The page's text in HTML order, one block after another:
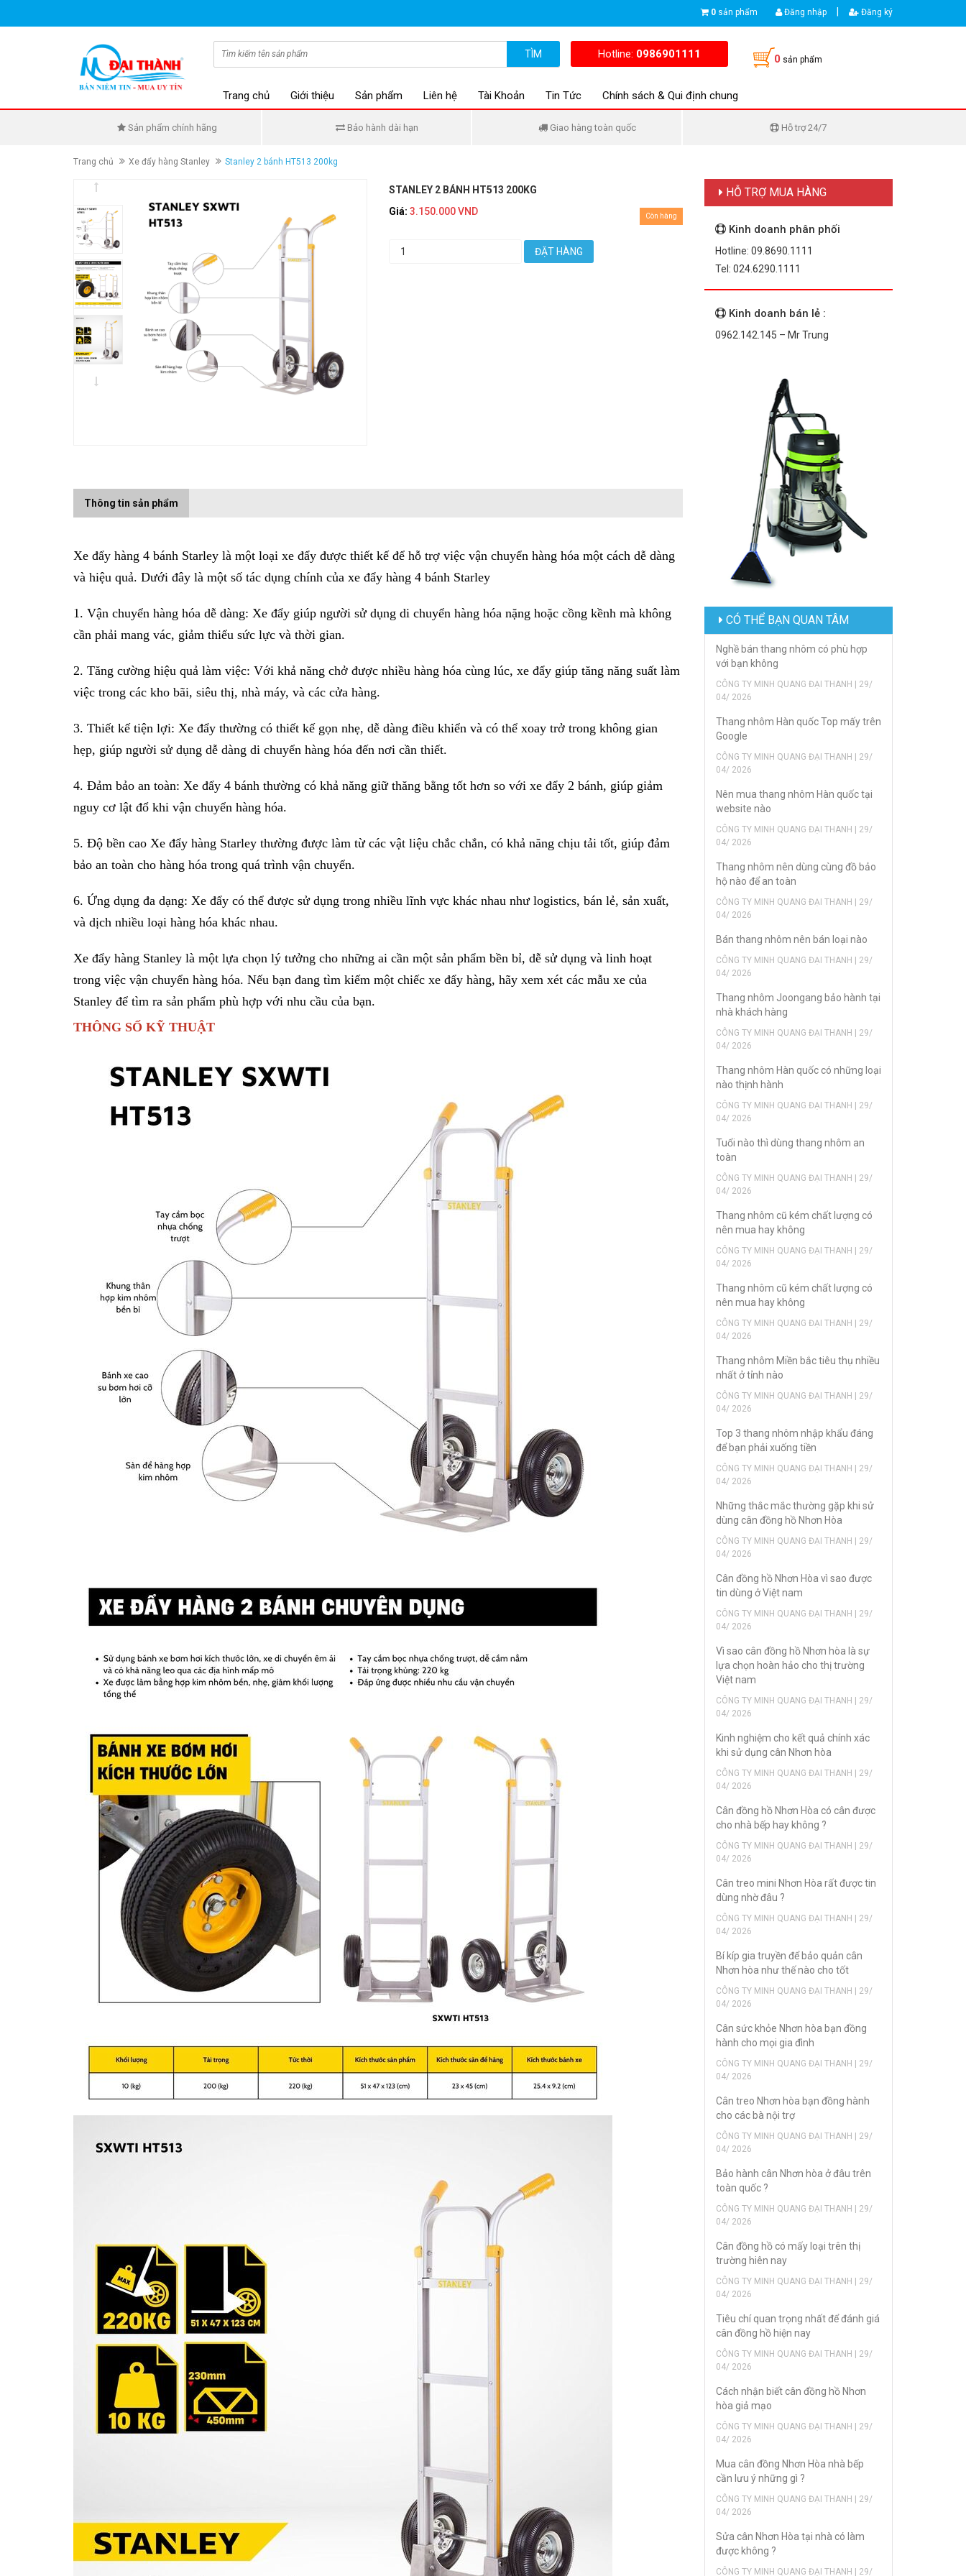
0 sản phẩm Đăng nhập Đăng ký
TÌM Hotline: 0986901111 0 sản phẩm
Trang chủ Giới thiệu Sản phẩm Liên hệ Tài Khoản Tin Tức Chính sách & Qui định chung
Sản phẩm chính hãng Bảo hành dài hạn Giao hàng toàn quốc Hỗ trợ 24/7
Trang chủ Xe đẩy hàng Stanley Stanley 2 bánh HT513 200kg
STANLEY 2 BÁNH HT513 200KG
Giá: 3.150.000 VND Còn hàng
ĐẶT HÀNG
Thông tin sản phẩm
Xe đẩy hàng 4 bánh Starley là một loại xe đẩy được thiết kế để hỗ trợ việc vận chuyển hàng hóa một cách dễ dàng
và hiệu quả. Dưới đây là một số tác dụng chính của xe đẩy hàng 4 bánh Starley
1. Vận chuyển hàng hóa dễ dàng: Xe đẩy giúp người sử dụng di chuyển hàng hóa nặng hoặc cồng kềnh mà không
cần phải mang vác, giảm thiểu sức lực và thời gian.
2. Tăng cường hiệu quả làm việc: Với khả năng chở được nhiều hàng hóa cùng lúc, xe đẩy giúp tăng năng suất làm
việc trong các kho bãi, siêu thị, nhà máy, và các cửa hàng.
3. Thiết kế tiện lợi: Xe đẩy thường có thiết kế gọn nhẹ, dễ dàng điều khiển và có thể xoay trở trong không gian
hẹp, giúp người sử dụng dễ dàng di chuyển hàng hóa đến nơi cần thiết.
4. Đảm bảo an toàn: Xe đẩy 4 bánh thường có khả năng giữ thăng bằng tốt hơn so với xe đẩy 2 bánh, giúp giảm
nguy cơ lật đổ khi vận chuyển hàng hóa.
5. Độ bền cao Xe đẩy hàng Starley thường được làm từ các vật liệu chắc chắn, có khả năng chịu tải tốt, giúp đảm
bảo an toàn cho hàng hóa trong quá trình vận chuyển.
6. Ứng dụng đa dạng: Xe đẩy có thể được sử dụng trong nhiều lĩnh vực khác nhau như logistics, bán lẻ, sản xuất,
và dịch nhiều loại hàng hóa khác nhau.
Xe đẩy hàng Stanley là một lựa chọn lý tưởng cho những ai cần một sản phẩm bền bỉ, dễ sử dụng và linh hoạt
trong việc vận chuyển hàng hóa. Nếu bạn đang tìm kiếm một chiếc xe đẩy hàng, hãy xem xét các mẫu xe của
Stanley để tìm ra sản phẩm phù hợp với nhu cầu của bạn.
THÔNG SỐ KỸ THUẬT
HỖ TRỢ MUA HÀNG
Kinh doanh phân phối
Hotline: 09.8690.1111
Tel: 024.6290.1111
Kinh doanh bán lẻ :
0962.142.145 – Mr Trung
CÓ THỂ BẠN QUAN TÂM
Nghề bán thang nhôm có phù hợp
với bạn không
CÔNG TY MINH QUANG ĐẠI THANH | 29/
04/ 2026
Thang nhôm Hàn quốc Top mấy trên
Google
CÔNG TY MINH QUANG ĐẠI THANH | 29/
04/ 2026
Nên mua thang nhôm Hàn quốc tại
website nào
CÔNG TY MINH QUANG ĐẠI THANH | 29/
04/ 2026
Thang nhôm nên dùng cùng đồ bảo
hộ nào để an toàn
CÔNG TY MINH QUANG ĐẠI THANH | 29/
04/ 2026
Bán thang nhôm nên bán loại nào
CÔNG TY MINH QUANG ĐẠI THANH | 29/
04/ 2026
Thang nhôm Joongang bảo hành tại
nhà khách hàng
CÔNG TY MINH QUANG ĐẠI THANH | 29/
04/ 2026
Thang nhôm Hàn quốc có những loại
nào thịnh hành
CÔNG TY MINH QUANG ĐẠI THANH | 29/
04/ 2026
Tuổi nào thì dùng thang nhôm an
toàn
CÔNG TY MINH QUANG ĐẠI THANH | 29/
04/ 2026
Thang nhôm cũ kém chất lượng có
nên mua hay không
CÔNG TY MINH QUANG ĐẠI THANH | 29/
04/ 2026
Thang nhôm cũ kém chất lượng có
nên mua hay không
CÔNG TY MINH QUANG ĐẠI THANH | 29/
04/ 2026
Thang nhôm Miền bắc tiêu thụ nhiều
nhất ở tỉnh nào
CÔNG TY MINH QUANG ĐẠI THANH | 29/
04/ 2026
Top 3 thang nhôm nhập khẩu đáng
để bạn phải xuống tiền
CÔNG TY MINH QUANG ĐẠI THANH | 29/
04/ 2026
Những thắc mắc thường gặp khi sử
dùng cân đồng hồ Nhơn Hòa
CÔNG TY MINH QUANG ĐẠI THANH | 29/
04/ 2026
Cân đồng hồ Nhơn Hòa vì sao được
tin dùng ở Việt nam
CÔNG TY MINH QUANG ĐẠI THANH | 29/
04/ 2026
Vì sao cân đồng hồ Nhơn hòa là sự
lựa chọn hoàn hảo cho thị trường
Việt nam
CÔNG TY MINH QUANG ĐẠI THANH | 29/
04/ 2026
Kinh nghiệm cho kết quả chính xác
khi sử dụng cân Nhơn hòa
CÔNG TY MINH QUANG ĐẠI THANH | 29/
04/ 2026
Cân đồng hồ Nhơn Hòa có cân được
cho nhà bếp hay không ?
CÔNG TY MINH QUANG ĐẠI THANH | 29/
04/ 2026
Cân treo mini Nhơn Hòa rất được tin
dùng nhờ đâu ?
CÔNG TY MINH QUANG ĐẠI THANH | 29/
04/ 2026
Bí kíp gia truyền để bảo quản cân
Nhơn hòa như thế nào cho tốt
CÔNG TY MINH QUANG ĐẠI THANH | 29/
04/ 2026
Cân sức khỏe Nhơn hòa bạn đồng
hành cho mọi gia đình
CÔNG TY MINH QUANG ĐẠI THANH | 29/
04/ 2026
Cân treo Nhơn hòa bạn đồng hành
cho các bà nội trợ
CÔNG TY MINH QUANG ĐẠI THANH | 29/
04/ 2026
Bảo hành cân Nhơn hòa ở đâu trên
toàn quốc ?
CÔNG TY MINH QUANG ĐẠI THANH | 29/
04/ 2026
Cân đồng hồ có mấy loại trên thị
trường hiên nay
CÔNG TY MINH QUANG ĐẠI THANH | 29/
04/ 2026
Tiêu chí quan trọng nhất để đánh giá
cân đồng hồ hiện nay
CÔNG TY MINH QUANG ĐẠI THANH | 29/
04/ 2026
Cách nhận biết cân đồng hồ Nhơn
hòa giả mạo
CÔNG TY MINH QUANG ĐẠI THANH | 29/
04/ 2026
Mua cân đồng Nhơn Hòa nhà bếp
cần lưu ý những gì ?
CÔNG TY MINH QUANG ĐẠI THANH | 29/
04/ 2026
Sửa cân Nhơn Hòa tại nhà có làm
được không ?
CÔNG TY MINH QUANG ĐẠI THANH | 29/